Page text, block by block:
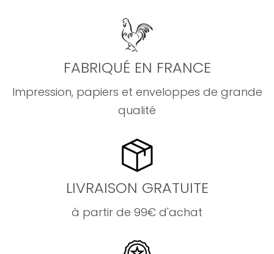
FABRIQUÉ EN FRANCE
Impression, papiers et enveloppes de grande
qualité
LIVRAISON GRATUITE
à partir de 99€ d'achat